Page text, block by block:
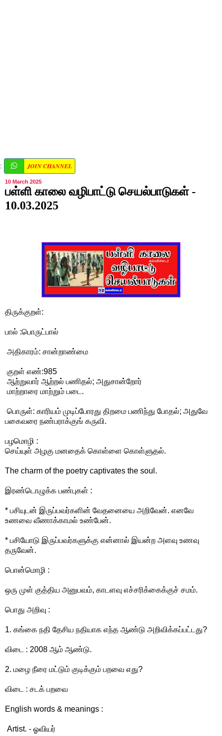
: JOIN CHANNEL
10 March 2025
பள்ளி காலை வழிபாட்டு செயல்பாடுகள் -
10.03.2025
திருக்குறள்:
பால் :பொருட்பால்
அதிகாரம்: சான்றாண்மை
குறள் எண்:985
ஆற்றுவார் ஆற்றல் பணிதல்; அதுசான்றோர்
மாற்றாரை மாற்றும் படை.
பொருள்: காரியம் முடிப்போரது திறமை பணிந்து போதல்; அதுவே
பகைவரை நண்பராக்குங் கருவி.
பழமொழி :
செய்யுள் அழகு மனதைக் கொள்ளை கொள்ளுதல்.
The charm of the poetry captivates the soul.
இரண்டொழுக்க பண்புகள் :
* பசியுடன் இருப்பவர்களின் வேதனையை அறிவேன். எனவே
உணவை வீணாக்காமல் உண்பேன்.
* பசியோடு இருப்பவர்களுக்கு என்னால் இயன்ற அளவு உணவு
தருவேன்.
பொன்மொழி :
ஒரு முள் குத்திய அனுபவம், காடளவு எச்சரிக்கைக்குச் சமம்.
பொது அறிவு :
1. கங்கை நதி தேசிய நதியாக எந்த ஆண்டு அறிவிக்கப்பட்டது?
விடை : 2008 ஆம் ஆண்டு.
2. மழை நீரை மட்டும் குடிக்கும் பறவை எது?
விடை : சடக் பறவை
English words & meanings :
Artist. - ஓவியர்